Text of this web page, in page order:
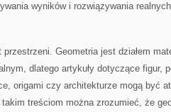
wyników i rozwiązywania
Geometria jest działem
dlatego artykuły dotyczące figur,
origami czy architekturze mogą być
treściom można zrozumieć, że